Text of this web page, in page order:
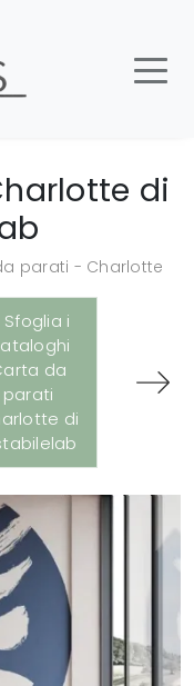
di
parati - Charlotte